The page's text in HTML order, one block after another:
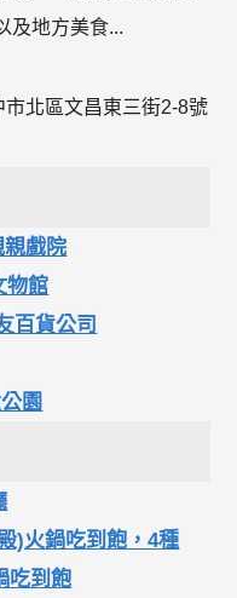
及地方美食...
市北區文昌東三街2-8號
親戲院
物館
百貨公司
園
)火鍋吃到飽，4種
吃到飽